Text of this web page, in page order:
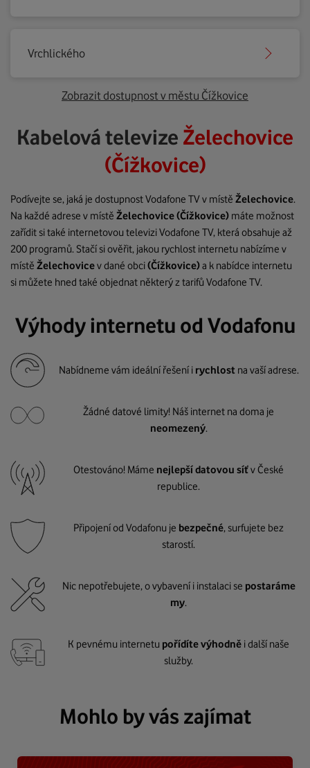
Vrchlického
Zobrazit dostupnost v městu Čížkovice
Kabelová televize Želechovice
(Čížkovice)
Podívejte se, jaká je dostupnost Vodafone TV v místě Želechovice.
Na každé adrese v místě Želechovice(Čížkovice) máte možnost
zařídit si také internetovou televizi Vodafone TV, která obsahuje až
200 programů. Stačí si ověřit, jakou rychlost internetu nabízíme v
místě Želechovicev dané obci(Čížkovice)a k nabídce internetu
si můžete hned také objednat některý z tarifů Vodafone TV.
Výhody internetu od Vodafonu
Nabídneme vám ideální řešení i rychlost na vaší adrese.
Žádné datové limity! Náš internet na doma je
neomezený.
Otestováno! Máme nejlepší datovou síťv České
republice.
Připojení od Vodafonu je bezpečné, surfujete bez
starostí.
Nic nepotřebujete, o vybavení i instalaci se postaráme
my.
K pevnému internetu pořídíte výhodně i další naše
služby.
Mohlo by vás zajímat